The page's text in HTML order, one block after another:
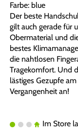
Farbe: blue
Der beste
gilt auch gerade für
Obermaterial und
bestes
die nahtlosen
Tragekomfort. Und
lästiges Gezupfe
Vergangenheit an!
Im Store